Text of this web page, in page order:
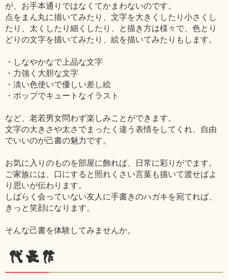
が、お手本通りではなくてかまわないのです。
点をまん丸に描いてみたり、文字を大きくしたり小さくし
たり、太くしたり細くしたり、と描き方は様々で、色とり
どりの文字を描いてみたり、絵を描いてみたりもします。
・しなやかなで上品な文字
・力強く大胆な文字
・淡い色使いで優しい差し絵
・ポップでキュートなイラスト
など、老若男女問わず楽しみことができます。
文字の大きさや太さでまったく違う表情をしてくれ、自由
でいいのが己書の魅力です。
お気に入りのものを部屋に飾れば、日常に彩りがでます。
ご家族には、口にすると照れくさい言葉も描いて渡せばよ
り思いが伝わります。
しばらく会っていない友人に手書きのハガキを宛てれば、
きっと笑顔になります。
そんな己書を体験してみませんか。
代表作